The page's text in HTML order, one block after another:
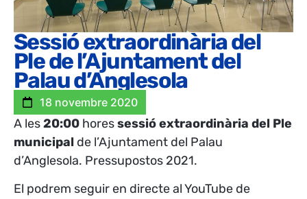
Sessió extraordinària del
Ple de l’Ajuntament del
Palau d’Anglesola
18 novembre 2020
A les20:00 horessessió extraordinària del Ple
municipal de l’Ajuntament del Palau
d’Anglesola. Pressupostos 2021.
El podrem seguir en directe al YouTube de